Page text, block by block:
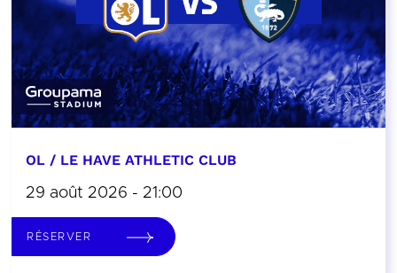
OL / LE HAVE ATHLETIC CLUB
29 août 2026 - 21:00
RÉSERVER